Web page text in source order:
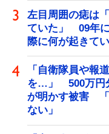
左目周囲の痣は
ていた」 09年に
際に何が起きて
「自衛隊員や報
を…」 500万円
が明かす被害 「
ない」